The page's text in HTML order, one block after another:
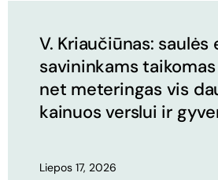
V. Kriaučiūnas:
savininkams taikomas
net meteringas vis
kainuos verslui ir
Liepos 17, 2026